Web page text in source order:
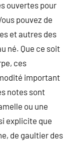
ouvertes pour
pouvez de
et autres des
né. Que ce soit
ces
important
notes sont
ou une
explicite que
de gaultier des